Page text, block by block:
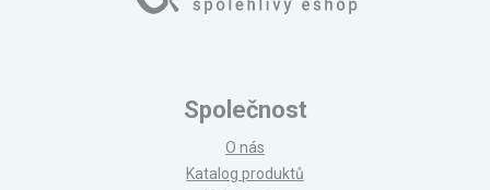
Společnost
O nás
Katalog produktů